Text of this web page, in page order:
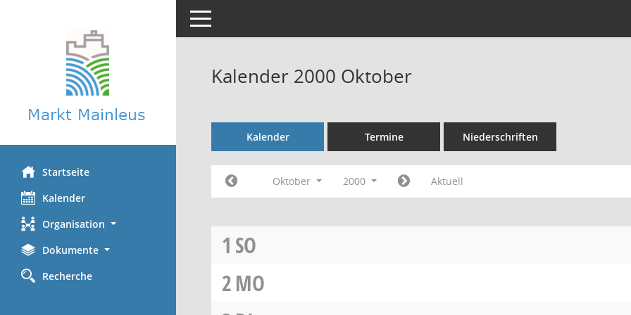
Startseite
Kalender
Organisation
Dokumente
Recherche
Toggle navigation
Kalender 2000 Oktober
Kalender Termine Niederschriften
Oktober 2000 Aktuell
1 SO
2MO